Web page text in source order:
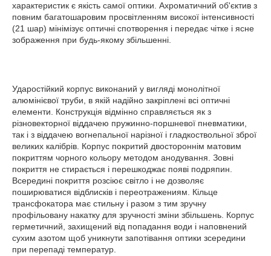
характеристик є якість самої оптики. Ахроматичний об'єктив з
повним багатошаровим просвітленням високої інтенсивності
(21 шар) мінімізує оптичні спотворення і передає чітке і ясне
зображення при будь-якому збільшенні.
Ударостійкий корпус виконаний у вигляді монолітної
алюмінієвої труби, в якій надійно закріплені всі оптичні
елементи. Конструкція відмінно справляється як з
різновекторної віддачею пружинно-поршневої пневматики,
так і з віддачею вогнепальної нарізної і гладкоствольної зброї
великих калібрів. Корпус покритий двостороннім матовим
покриттям чорного кольору методом анодування. Зовні
покриття не стирається і перешкоджає появі подряпин.
Всередині покриття розсіює світло і не дозволяє
поширюватися відблисків і переотражениям. Кільце
трансфокатора має стильну і разом з тим зручну
профільовану накатку для зручності зміни збільшень. Корпус
герметичний, захищений від попадання води і наповнений
сухим азотом щоб уникнути запотівання оптики зсередини
при перепаді температур.